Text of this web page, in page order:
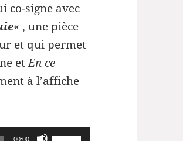
co-signe avec
« , une pièce
et qui permet
etEn ce
à l’affiche
00:00
Utilisez